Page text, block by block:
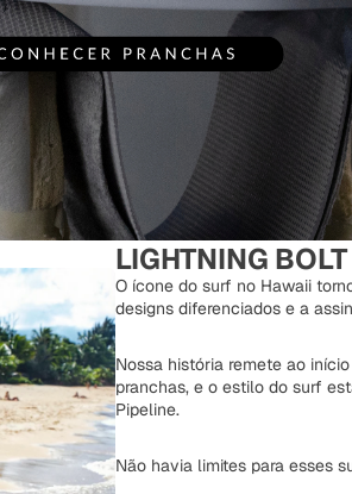
LIGHTNING
O ícone do surf no Hawaii
designs diferenciados e a
Nossa história remete ao
pranchas, e o estilo do surf
Pipeline.
Não havia limites para esses